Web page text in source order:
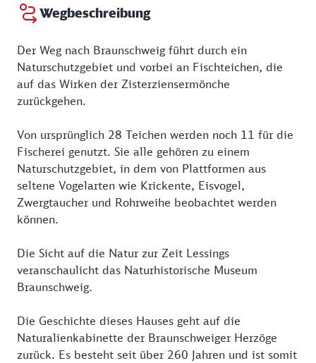
Wegbeschreibung
Der Weg nach Braunschweig führt durch ein
Naturschutzgebiet und vorbei an Fischteichen, die
auf das Wirken der Zisterziensermönche
zurückgehen.
Von ursprünglich 28 Teichen werden noch 11 für die
Fischerei genutzt. Sie alle gehören zu einem
Naturschutzgebiet, in dem von Plattformen aus
seltene Vogelarten wie Krickente, Eisvogel,
Zwergtaucher und Rohrweihe beobachtet werden
können.
Die Sicht auf die Natur zur Zeit Lessings
veranschaulicht das Naturhistorische Museum
Braunschweig.
Die Geschichte dieses Hauses geht auf die
Naturalienkabinette der Braunschweiger Herzöge
zurück. Es besteht seit über 260 Jahren und ist somit